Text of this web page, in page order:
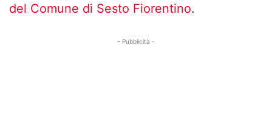
del Comune di Sesto Fiorentino.
- Pubblicità -